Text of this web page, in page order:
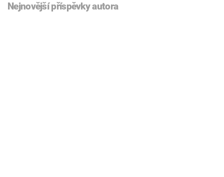
Nejnovější příspěvky autora